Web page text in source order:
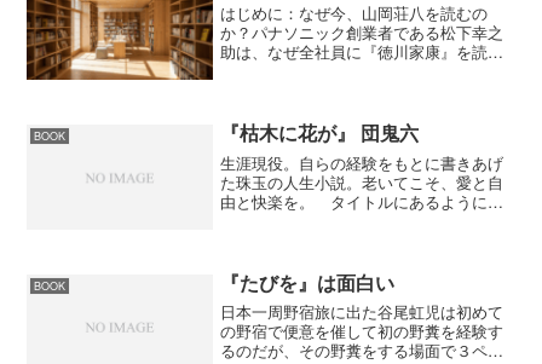
はじめに：なぜ今、山岡荘八を読むの
か？パナソニック創業者である松下幸之
助は、なぜ全社員に『徳川家康』を読む
ーダーたちの「人生の教科書...
BOOK 『枯木に花が』 団鬼六
生涯現役。自らの経験をもとに書きあげ
た珠玉の人生小説。老いてこそ、愛と自
由と快楽を。 タイトルにあるように老
いるのでサラサラっと読め...
BOOK 『たびを』は面白い
日本一周野宿旅に出た谷尾虹児は初めて
の野宿で便意を催して初の野糞を経験す
るのだが、その野糞をする場面で３ペー